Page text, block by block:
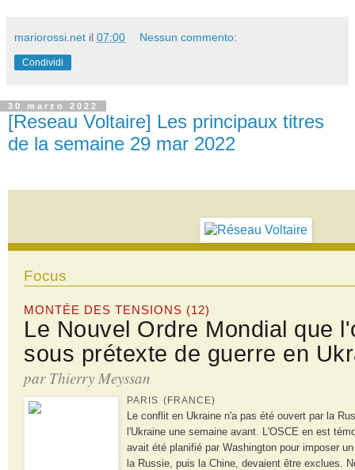
mariorossi.net il 07:00 Nessun commento:
Condividi
30 marzo 2022
[Reseau Voltaire] Les principaux titres
de la semaine 29 mar 2022
Focus
MONTÉE DES TENSIONS (12)
Le Nouvel Ordre Mondial que
sous prétexte de guerre en
par Thierry Meyssan
PARIS (FRANCE)
Le conflit en Ukraine n'a pas été ouvert par la
l'Ukraine une semaine avant. L'OSCE en est
avait été planifié par Washington pour imposer
la Russie, puis la Chine, devaient être exclues.